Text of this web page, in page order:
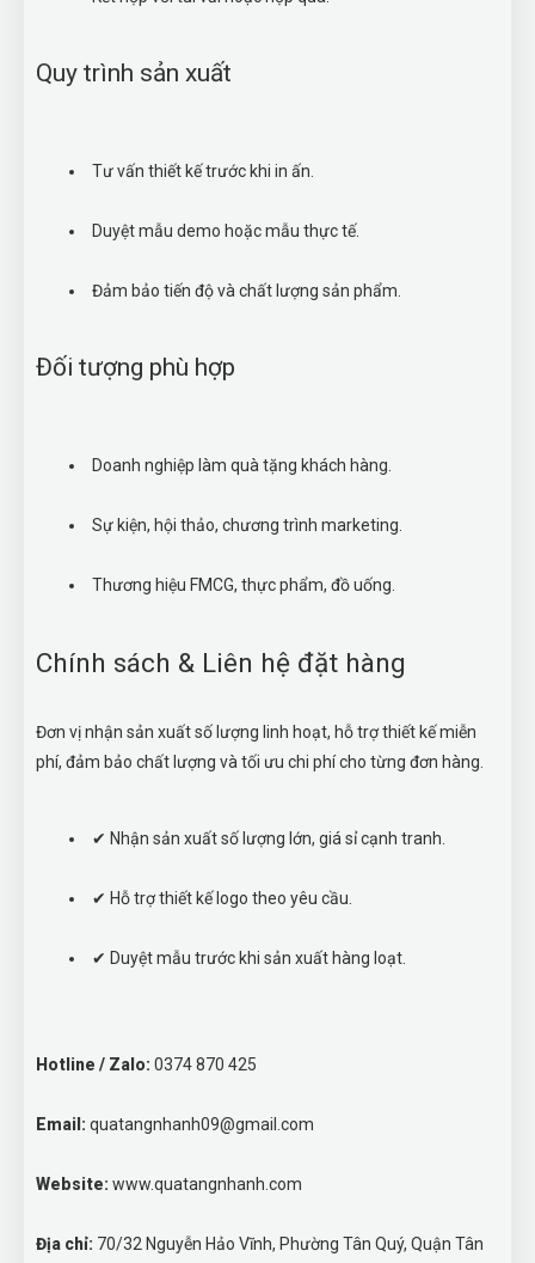
Quy trình sản xuất
Tư vấn thiết kế trước khi in ấn.
Duyệt mẫu demo hoặc mẫu thực tế.
Đảm bảo tiến độ và chất lượng sản phẩm.
Đối tượng phù hợp
Doanh nghiệp làm quà tặng khách hàng.
Sự kiện, hội thảo, chương trình marketing.
Thương hiệu FMCG, thực phẩm, đồ uống.
Chính sách & Liên hệ đặt hàng
Đơn vị nhận sản xuất số lượng linh hoạt, hỗ trợ thiết kế miễn
phí, đảm bảo chất lượng và tối ưu chi phí cho từng đơn hàng.
✔ Nhận sản xuất số lượng lớn, giá sỉ cạnh tranh.
✔ Hỗ trợ thiết kế logo theo yêu cầu.
✔ Duyệt mẫu trước khi sản xuất hàng loạt.
Hotline / Zalo: 0374 870 425
Email: quatangnhanh09@gmail.com
Website: www.quatangnhanh.com
Địa chỉ: 70/32 Nguyễn Hảo Vĩnh, Phường Tân Quý, Quận Tân